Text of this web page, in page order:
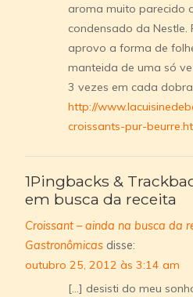
aroma muito parecido
condensado da
aprovo a forma de
manteida de uma só
3 vezes em cada
http://
croissants-pur-
1Pingbacks &
em busca da receita
Croissant – ainda na busca da
Gastronômicas disse:
outubro 25, 2012 às 3:14 am
[…] desisti do meu